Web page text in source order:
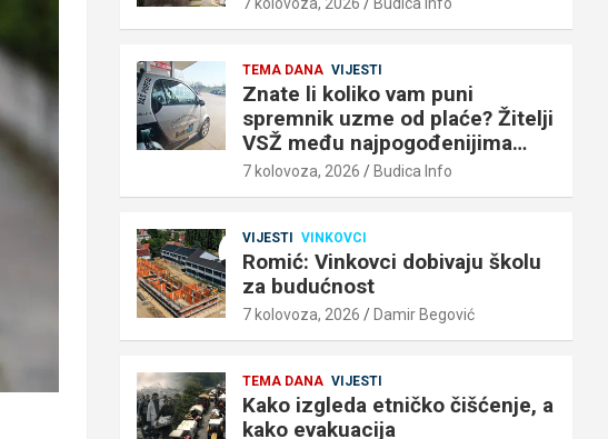
TEMA DANA VIJESTI
Znate li koliko vam puni
spremnik uzme od plaće? Žitelji
VSŽ među najpogođenijima…
7 kolovoza, 2026 Budica Info
VIJESTI VINKOVCI
Romić: Vinkovci dobivaju školu
za budućnost
7 kolovoza, 2026 Damir Begović
TEMA DANA VIJESTI
Kako izgleda etničko čišćenje, a
kako evakuacija